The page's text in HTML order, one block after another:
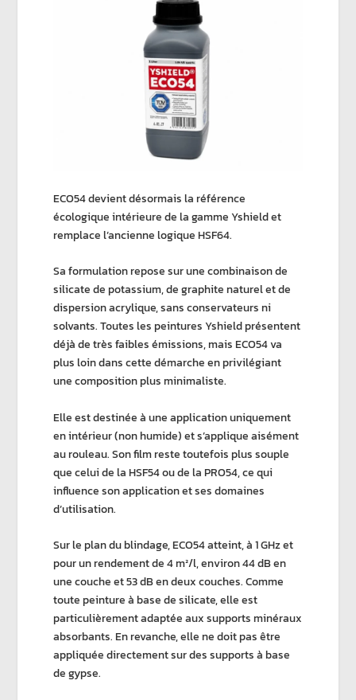
ECO54devient désormaisla référence
écologique intérieurede la gamme Yshield et
remplace l’ancienne logiqueHSF64.
Sa formulation repose sur une combinaison de
silicate de potassium, de graphite naturel et de
dispersion acrylique,sans conservateurs ni
solvants.Toutes les peintures Yshield présentent
déjà de très faibles émissions, maisECO54va
plus loin dans cette démarche en privilégiant
une composition plus minimaliste.
Elle est destinée à uneapplication uniquement
en intérieur(non humide) et s’applique aisément
au rouleau. Sonfilmreste toutefois plussouple
que celui de la HSF54 ou de la PRO54, ce qui
influence son application et ses domaines
d’utilisation.
Sur le plan du blindage, ECO54 atteint, à 1 GHz et
pour un rendement de 4 m²/l, environ44 dBen
une couche et53 dBen deux couches. Comme
toute peinture à base de silicate, elle est
particulièrement adaptée aux supports minéraux
absorbants. En revanche, elle ne doit pas être
appliquéedirectement sur des supports à base
degypse.